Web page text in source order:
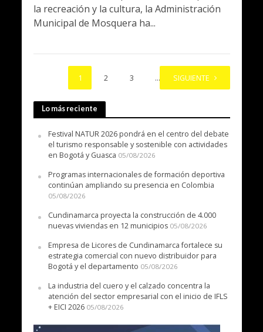
la recreación y la cultura, la Administración
Municipal de Mosquera ha...
1 2 3 … 5
SIGUIENTE
Lo más reciente
Festival NATUR 2026 pondrá en el centro del debate
el turismo responsable y sostenible con actividades
en Bogotá y Guasca 05/08/2026
Programas internacionales de formación deportiva
continúan ampliando su presencia en Colombia
05/08/2026
Cundinamarca proyecta la construcción de 4.000
nuevas viviendas en 12 municipios 05/08/2026
Empresa de Licores de Cundinamarca fortalece su
estrategia comercial con nuevo distribuidor para
Bogotá y el departamento 05/08/2026
La industria del cuero y el calzado concentra la
atención del sector empresarial con el inicio de IFLS
+ EICI 2026 05/08/2026